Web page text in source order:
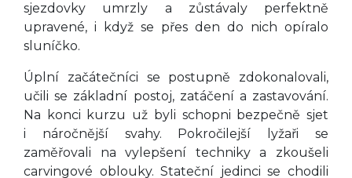
sjezdovky umrzly a zůstávaly perfektně
upravené, i když se přes den do nich opíralo
sluníčko.
Úplní začátečníci se postupně zdokonalovali,
učili se základní postoj, zatáčení a zastavování.
Na konci kurzu už byli schopni bezpečně sjet
i náročnější svahy. Pokročilejší lyžaři se
zaměřovali na vylepšení techniky a zkoušeli
carvingové oblouky. Stateční jedinci se chodili